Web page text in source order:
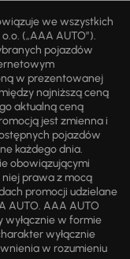
we wszystkich
(„AAA AUTO”).
pojazdów
w prezentowanej
najniższą ceną
aktualną ceną
jest zmienna i
pojazdów
każdego dnia.
obowiązującymi
prawa z mocą
promocji udzielane
AUTO. AAA AUTO
wyłącznie w formie
wyłącznie
w rozumieniu